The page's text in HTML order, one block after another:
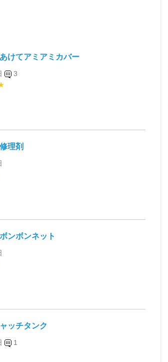
けてアミアミカバー
3
理剤
ンボンネット
ッチタンク
1